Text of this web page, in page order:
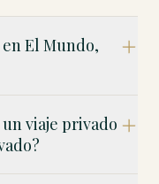
El Mundo,
viaje privado